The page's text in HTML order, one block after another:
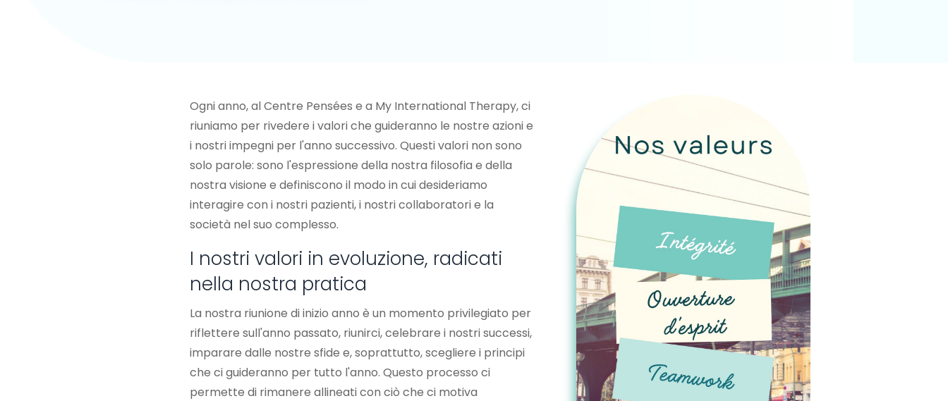
Ogni anno, al Centre Pensées e a My International Therapy, ci
riuniamo per rivedere i valori che guideranno le nostre azioni e
i nostri impegni per l'anno successivo. Questi valori non sono
solo parole: sono l'espressione della nostra filosofia e della
nostra visione e definiscono il modo in cui desideriamo
interagire con i nostri pazienti, i nostri collaboratori e la
società nel suo complesso.
I nostri valori in evoluzione, radicati
nella nostra pratica
La nostra riunione di inizio anno è un momento privilegiato per
riflettere sull'anno passato, riunirci, celebrare i nostri successi,
imparare dalle nostre sfide e, soprattutto, scegliere i principi
che ci guideranno per tutto l'anno. Questo processo ci
permette di rimanere allineati con ciò che ci motiva